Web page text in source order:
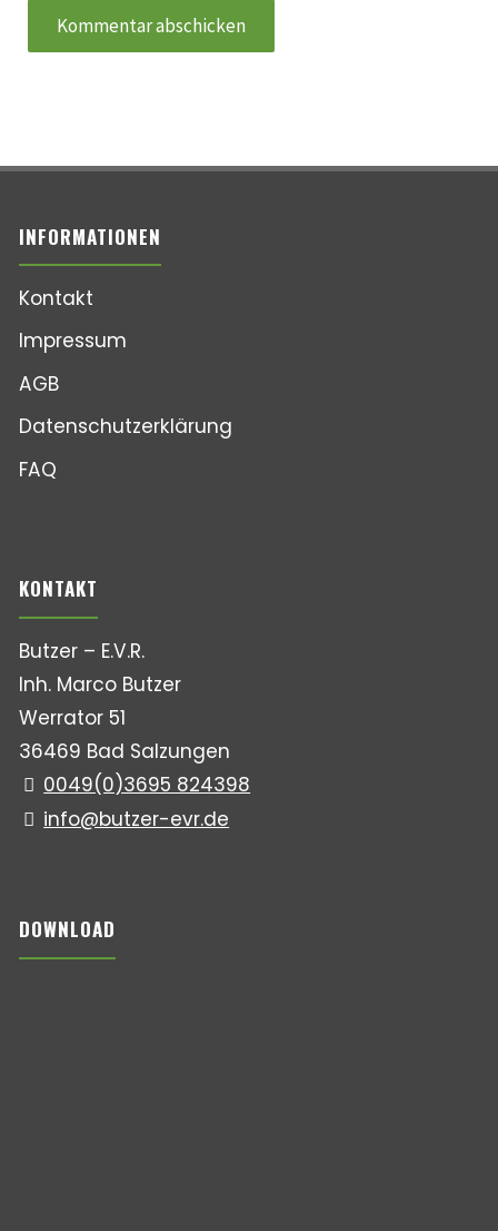
INFORMATIONEN
Kontakt
Impressum
AGB
Datenschutzerklärung
FAQ
KONTAKT
Butzer – E.V.R.
Inh. Marco Butzer
Werrator 51
36469 Bad Salzungen
0049(0)3695 824398
info@butzer-evr.de
DOWNLOAD